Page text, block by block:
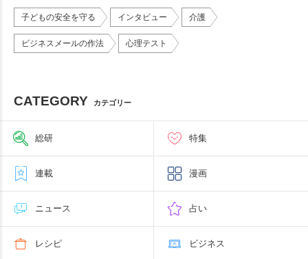
子どもの安全を守る インタビュー 介護
ビジネスメールの作法 心理テスト
CATEGORY カテゴリー
総研 特集
連載 漫画
ニュース 占い
レシピ ビジネス